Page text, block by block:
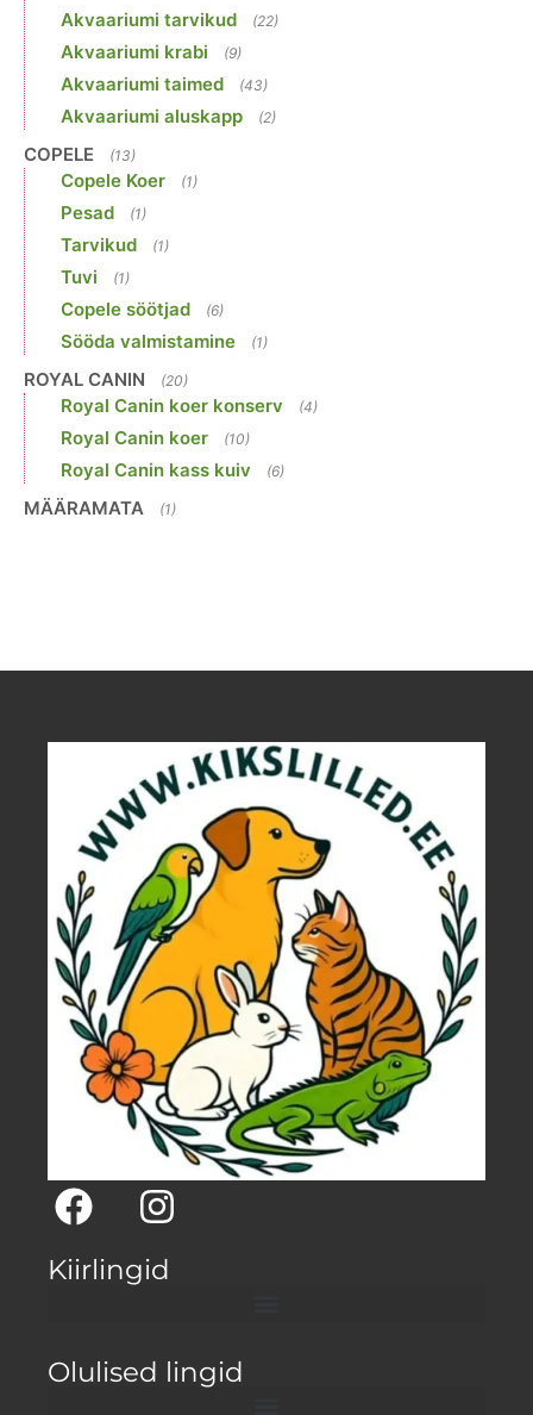
Akvaariumi tarvikud (22)
Akvaariumi krabi (9)
Akvaariumi taimed (43)
Akvaariumi aluskapp (2)
COPELE (13)
Copele Koer (1)
Pesad (1)
Tarvikud (1)
Tuvi (1)
Copele söötjad (6)
Sööda valmistamine (1)
ROYAL CANIN (20)
Royal Canin koer konserv (4)
Royal Canin koer (10)
Royal Canin kass kuiv (6)
MÄÄRAMATA (1)
Kiirlingid
Olulised lingid